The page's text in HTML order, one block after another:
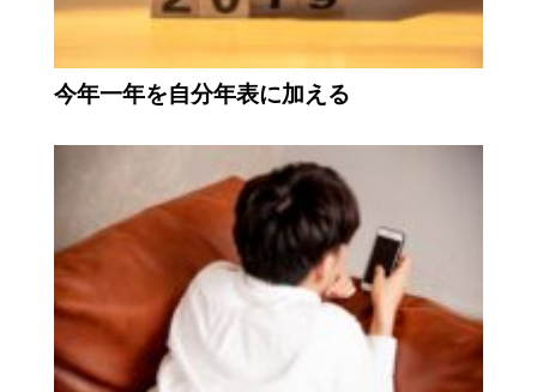
今年一年を自分年表に加える